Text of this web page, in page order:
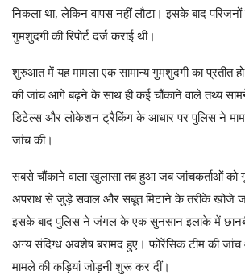
निकला था, लेकिन वापस नहीं लौटा। इसके बाद
गुमशुदगी की रिपोर्ट दर्ज कराई थी।
शुरुआत में यह मामला एक सामान्य गुमशुदगी का प्रतीत
की जांच आगे बढ़ने के साथ ही कई चौंकाने वाले तथ्य
डिटेल्स और लोकेशन ट्रैकिंग के आधार पर पुलिस ने
जांच की।
सबसे चौंकाने वाला खुलासा तब हुआ जब जांचकर्ताओं को
अपराध से जुड़े सवाल और सबूत मिटाने के तरीके खोजे
इसके बाद पुलिस ने जंगल के एक सुनसान इलाके में
अन्य संदिग्ध अवशेष बरामद हुए। फोरेंसिक टीम की जांच
मामले की कड़ियां जोड़नी शुरू कर दीं।